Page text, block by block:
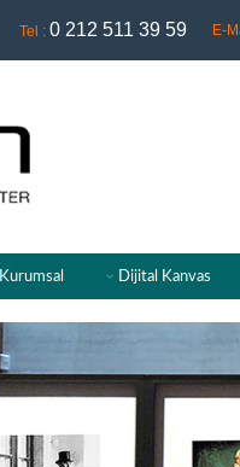
Tel : 0 212 511 39 59 E-
Kurumsal Dijital Kanvas